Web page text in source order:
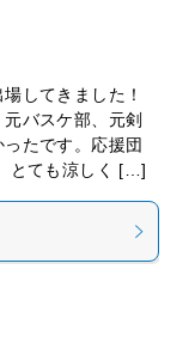
してきました！
バスケ部、元剣
たです。応援団
とても涼しく […]